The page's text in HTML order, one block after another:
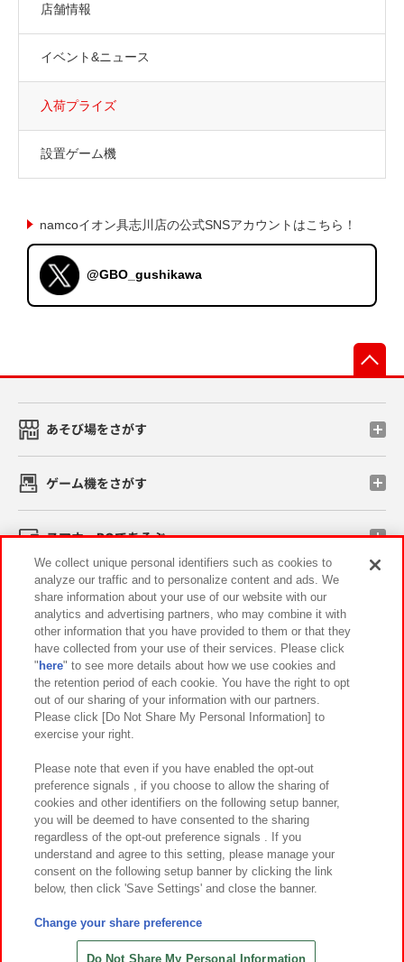
店舗情報
イベント&ニュース
入荷プライズ
設置ゲーム機
namcoイオン具志川店の公式SNSアカウントはこちら！
@GBO_gushikawa
あそび場をさがす
ゲーム機をさがす
スマホ・PCであそぶ
イベント・キャンペーン
関連会社 サステナビリティ サイトポリシー
プライバシーポリシー ウェブアクセシビリティ方針と検証結果
お取引先さまとともに
カスタマーハラスメント対応方針 よくあるご質問・お問い合わせ
©Bandai Namco Amusement Inc.
©Bandai Namco Amusement Lab Inc.
©HANAYASHIKI Co., Ltd. All Rights Reserved.
We collect unique personal identifiers such as cookies to
analyze our traffic and to personalize content and ads. We
share information about your use of our website with our
analytics and advertising partners, who may combine it with
other information that you have provided to them or that they
have collected from your use of their services. Please click
" here" to see more details about how we use cookies and
the retention period of each cookie. You have the right to opt
out of our sharing of your information with our partners.
Please click [Do Not Share My Personal Information] to
exercise your right.
Please note that even if you have enabled the opt-out
preference signals , if you choose to allow the sharing of
cookies and other identifiers on the following setup banner,
you will be deemed to have consented to the sharing
regardless of the opt-out preference signals . If you
understand and agree to this setting, please manage your
consent on the following setup banner by clicking the link
below, then click 'Save Settings' and close the banner.
Change your share preference
Do Not Share My Personal Information